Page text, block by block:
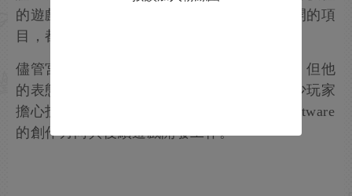
的遊戲。無論是已公布的新作，還是尚未公開的項
目，都希望大家拭目以待。”
儘管宮崎英高並未就此次股東糾紛表明立場，但他
的表態大概率能安撫玩家的擔憂——此前不少玩家
擔心投資者帶來的外部壓力，會影響FromSoftware
的創作方向與後續遊戲開發工作。